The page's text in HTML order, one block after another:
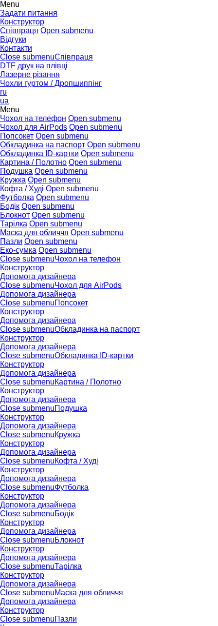
Menu
Задати питання
Конструктор
Співпраця Open submenu
Відгуки
Контакти
Close submenuСпівпраця
DTF друк на плівці
Лазерне різання
Чохли гуртом / Дропшиппінг
ru
ua
Menu
Чохол на телефон Open submenu
Чохол для AirPods Open submenu
Попсокет Open submenu
Обкладинка на паспорт Open submenu
Обкладинка ID-картки Open submenu
Картина / Полотно Open submenu
Подушка Open submenu
Кружка Open submenu
Кофта / Худі Open submenu
Футболка Open submenu
Бодік Open submenu
Блокнот Open submenu
Тарілка Open submenu
Маска для обличчя Open submenu
Пазли Open submenu
Еко-сумка Open submenu
Close submenuЧохол на телефон
Конструктор
Допомога дизайнера
Close submenuЧохол для AirPods
Допомога дизайнера
Close submenuПопсокет
Конструктор
Допомога дизайнера
Close submenuОбкладинка на паспорт
Конструктор
Допомога дизайнера
Close submenuОбкладинка ID-картки
Конструктор
Допомога дизайнера
Close submenuКартина / Полотно
Конструктор
Допомога дизайнера
Close submenuПодушка
Конструктор
Допомога дизайнера
Close submenuКружка
Конструктор
Допомога дизайнера
Close submenuКофта / Худі
Конструктор
Допомога дизайнера
Close submenuФутболка
Конструктор
Допомога дизайнера
Close submenuБодік
Конструктор
Допомога дизайнера
Close submenuБлокнот
Конструктор
Допомога дизайнера
Close submenuТарілка
Конструктор
Допомога дизайнера
Close submenuМаска для обличчя
Допомога дизайнера
Конструктор
Close submenuПазли